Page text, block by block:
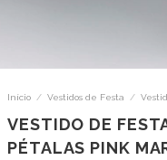
Início / Vestidos de Festa /
VESTIDO DE
PÉTALAS PINK